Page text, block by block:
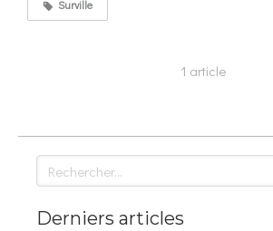
Surville
1 article
Rechercher
Derniers articles